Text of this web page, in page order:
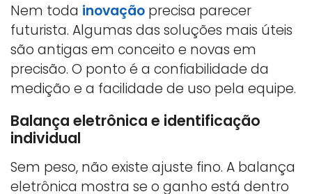
Nem toda inovação precisa parecer
futurista. Algumas das soluções mais úteis
são antigas em conceito e novas em
precisão. O ponto é a confiabilidade da
medição e a facilidade de uso pela equipe.
Balança eletrônica e identificação
individual
Sem peso, não existe ajuste fino. A balança
eletrônica mostra se o ganho está dentro